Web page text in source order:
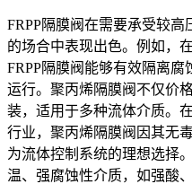
FRPP隔膜阀在需要承受较
的场合中表现出色。例如，
FRPP隔膜阀能够有效隔离
运行。聚丙烯隔膜阀不仅价
装，适用于多种流体介质。
行业，聚丙烯隔膜阀因其无
为流体控制系统的理想选择
温、强腐蚀性介质，如强酸